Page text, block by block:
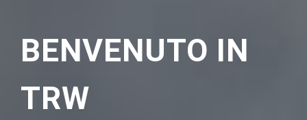
BENVENUTO IN
TRW